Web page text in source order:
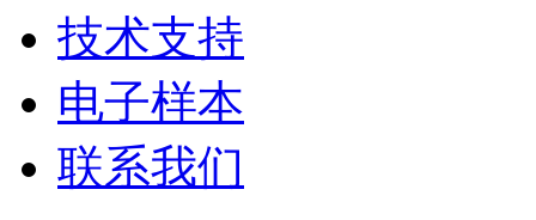
技术支持
电子样本
联系我们